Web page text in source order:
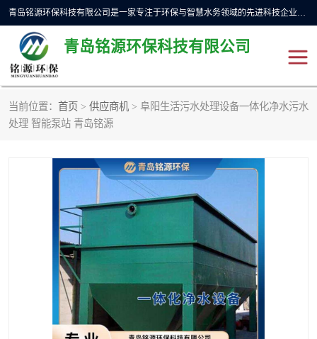
青岛铭源环保科技有限公司是一家专注于环保与智慧水务领域的先进科技企业，公司专注于云智能一体化预制泵站、水务循环利用、海绵城市、云智慧水务开发及新型环保技术研发等领域。铭源环保以为客户提供优质产品、专业技术服务为己任。为客户提供量身定制方案，提供多种配置方案满足实际使用要求。严控供货周期，并提供高标准后期维护。以环保为己任，视质量如生命，以技术做先导，靠诚信赢客户。
青岛铭源环保科技有限公司
当前位置： 首页 > 供应商机 > 阜阳生活污水处理设备一体化净水污水
处理 智能泵站 青岛铭源
一体化HMPP泵站
智能截流井 智能旋转喷射器
液动限流闸门
加压泵房/灌溉泵房 一体化预制泵站
不锈钢浮筒阀 真空冲洗装置
雨水收集回用装置 门式冲洗装置
智能一体化灌溉泵房 一体化污水处理泵房